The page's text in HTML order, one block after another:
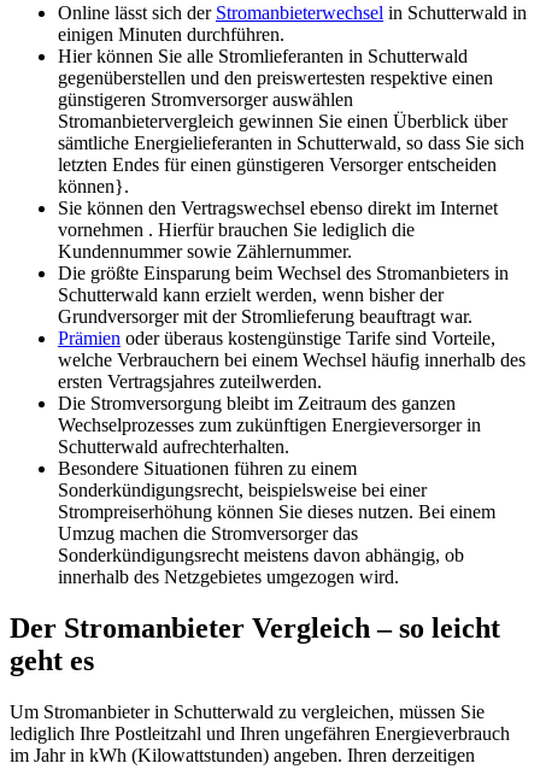
Online lässt sich der Stromanbieterwechsel in Schutterwald in
einigen Minuten durchführen.
Hier können Sie alle Stromlieferanten in Schutterwald
gegenüberstellen und den preiswertesten respektive einen
günstigeren Stromversorger auswählen
Stromanbietervergleich gewinnen Sie einen Überblick über
sämtliche Energielieferanten in Schutterwald, so dass Sie sich
letzten Endes für einen günstigeren Versorger entscheiden
können}.
Sie können den Vertragswechsel ebenso direkt im Internet
vornehmen . Hierfür brauchen Sie lediglich die
Kundennummer sowie Zählernummer.
Die größte Einsparung beim Wechsel des Stromanbieters in
Schutterwald kann erzielt werden, wenn bisher der
Grundversorger mit der Stromlieferung beauftragt war.
Prämien oder überaus kostengünstige Tarife sind Vorteile,
welche Verbrauchern bei einem Wechsel häufig innerhalb des
ersten Vertragsjahres zuteilwerden.
Die Stromversorgung bleibt im Zeitraum des ganzen
Wechselprozesses zum zukünftigen Energieversorger in
Schutterwald aufrechterhalten.
Besondere Situationen führen zu einem
Sonderkündigungsrecht, beispielsweise bei einer
Strompreiserhöhung können Sie dieses nutzen. Bei einem
Umzug machen die Stromversorger das
Sonderkündigungsrecht meistens davon abhängig, ob
innerhalb des Netzgebietes umgezogen wird.
Der Stromanbieter Vergleich – so leicht
geht es
Um Stromanbieter in Schutterwald zu vergleichen, müssen Sie
lediglich Ihre Postleitzahl und Ihren ungefähren Energieverbrauch
im Jahr in kWh (Kilowattstunden) angeben. Ihren derzeitigen